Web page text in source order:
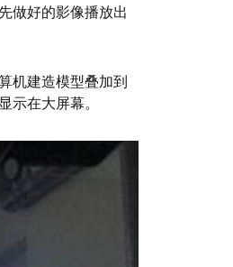
做好的影像播放出
机建造模型叠加到
示在大屏幕。